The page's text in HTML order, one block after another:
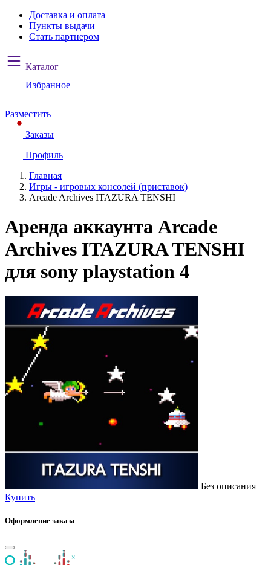
Доставка и оплата
Пункты выдачи
Стать партнером
Каталог
Избранное
Разместить
Заказы
Профиль
Главная
Игры - игровых консолей (приставок)
Arcade Archives ITAZURA TENSHI
Аренда аккаунта Arcade
Archives ITAZURA TENSHI
для sony playstation 4
Без описания
Купить
Оформление заказа